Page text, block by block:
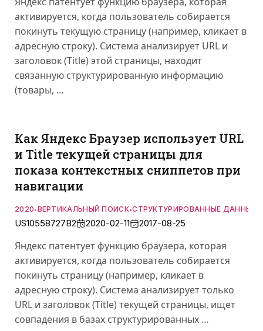
активируется, когда пользователь собирается
покинуть текущую страницу (например, кликает в
адресную строку). Система анализирует URL и
заголовок (Title) этой страницы, находит
связанную структурированную информацию
(товары, …
Как Яндекс Браузер использует URL
и Title текущей страницы для
показа контекстных сниппетов при
навигации
2020•ВЕРТИКАЛЬНЫЙ ПОИСК•СТРУКТУРИРОВАННЫЕ ДАННЫЕ
US10558727B2 2020-02-11 2017-08-25
Яндекс патентует функцию браузера, которая
активируется, когда пользователь собирается
покинуть страницу (например, кликает в
адресную строку). Система анализирует только
URL и заголовок (Title) текущей страницы, ищет
совпадения в базах структурированных …